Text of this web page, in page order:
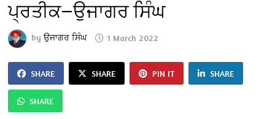
ਪ੍ਰਤੀਕ—ਉਜਾਗਰ ਸਿੰਘ
byਉਜਾਗਰ ਸਿੰਘ 1 March 2022
SHARE SHARE PIN IT SHARE
SHARE